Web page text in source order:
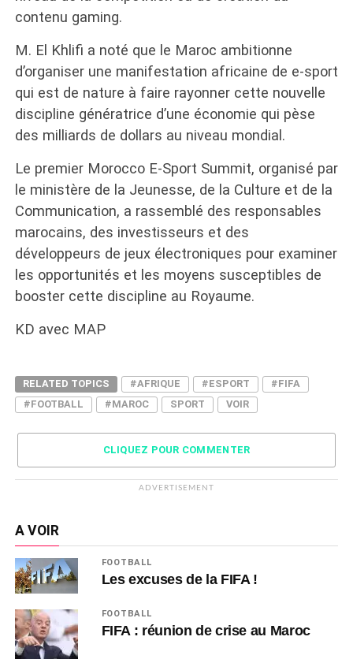
contenu gaming.
M. El Khlifi a noté que le Maroc ambitionne
d’organiser une manifestation africaine de e-sport
qui est de nature à faire rayonner cette nouvelle
discipline génératrice d’une économie qui pèse
des milliards de dollars au niveau mondial.
Le premier Morocco E-Sport Summit, organisé par
le ministère de la Jeunesse, de la Culture et de la
Communication, a rassemblé des responsables
marocains, des investisseurs et des
développeurs de jeux électroniques pour examiner
les opportunités et les moyens susceptibles de
booster cette discipline au Royaume.
KD avec MAP
RELATED TOPICS #AFRIQUE #ESPORT
#FIFA
#FOOTBALL
#MAROC SPORT VOIR
CLIQUEZ POUR COMMENTER
ADVERTISEMENT
A VOIR
FOOTBALL
Les excuses de la FIFA !
FOOTBALL
FIFA : réunion de crise au Maroc